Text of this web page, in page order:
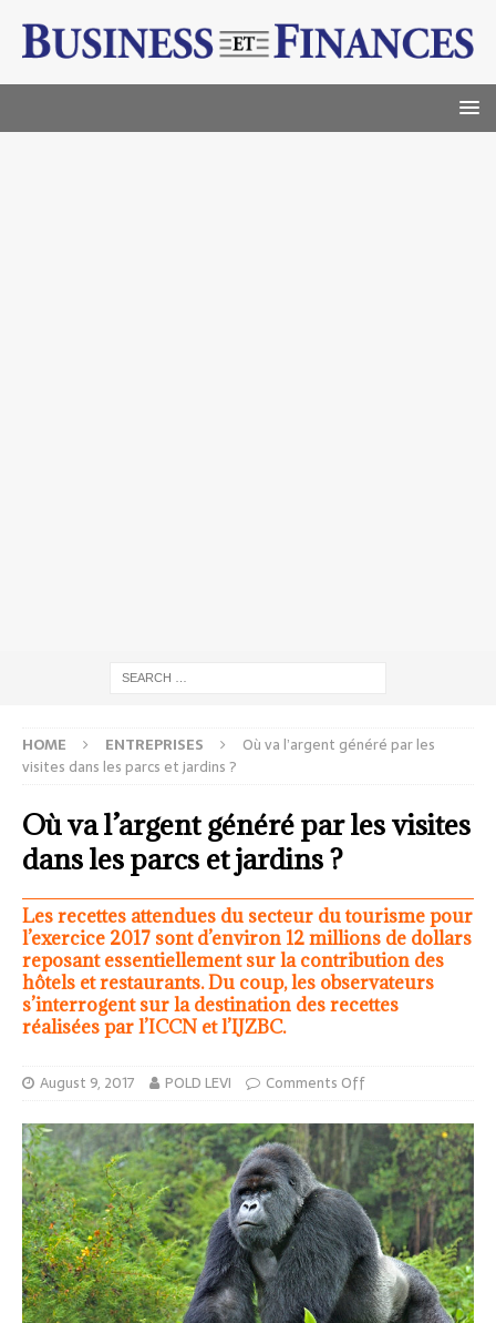
HOME ENTREPRISES
Où va l’argent généré par les
visites dans les parcs et jardins ?
Où va l’argent généré par les visites
dans les parcs et jardins ?
Les recettes attendues du secteur du tourisme pour
l’exercice 2017 sont d’environ 12 millions de dollars
reposant essentiellement sur la contribution des
hôtels et restaurants. Du coup, les observateurs
s’interrogent sur la destination des recettes
réalisées par l’ICCN et l’IJZBC.
August 9, 2017 POLD LEVI Comments Off